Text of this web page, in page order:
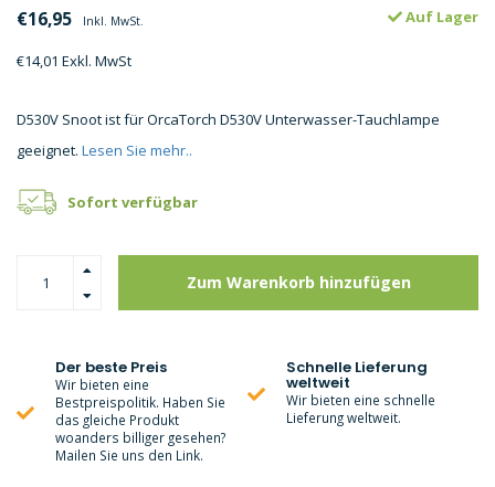
€16,95 Inkl. MwSt.
€14,01 Exkl. MwSt
Auf Lager
D530V Snoot ist für OrcaTorch D530V Unterwasser-Tauchlampe
geeignet. Lesen Sie mehr..
Sofort verfügbar
Zum Warenkorb hinzufügen
Der beste Preis
Wir bieten eine
Bestpreispolitik. Haben Sie
das gleiche Produkt
woanders billiger gesehen?
Mailen Sie uns den Link.
Schnelle Lieferung
weltweit
Wir bieten eine schnelle
Lieferung weltweit.